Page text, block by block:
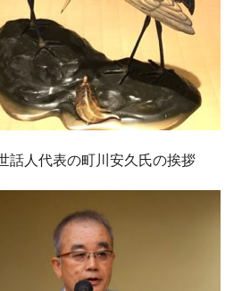
話人代表の町川安久氏の挨拶